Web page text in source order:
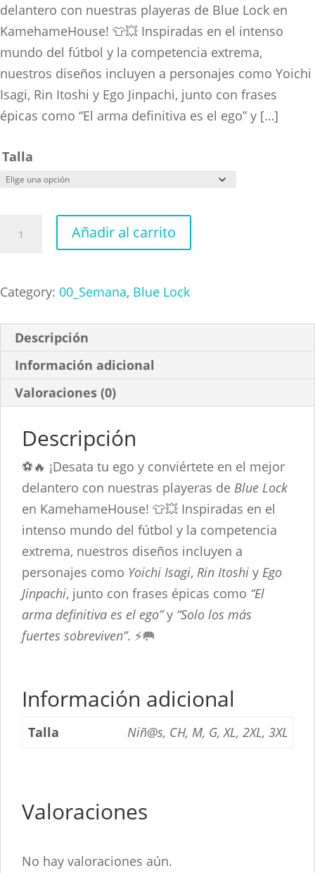
$180.00
through
$300.00
delantero con nuestras playeras de Blue Lock en
KamehameHouse! 👕💥 Inspiradas en el intenso
mundo del fútbol y la competencia extrema,
nuestros diseños incluyen a personajes como Yoichi
Isagi, Rin Itoshi y Ego Jinpachi, junto con frases
épicas como “El arma definitiva es el ego” y […]
Talla
Añadir al carrito
Category: 00_Semana, Blue Lock
Descripción
Información adicional
Valoraciones (0)
Descripción
⚽🔥 ¡Desata tu ego y conviértete en el mejor
delantero con nuestras playeras de Blue Lock
en KamehameHouse! 👕💥 Inspiradas en el
intenso mundo del fútbol y la competencia
extrema, nuestros diseños incluyen a
personajes como Yoichi Isagi, Rin Itoshi y Ego
Jinpachi, junto con frases épicas como “El
arma definitiva es el ego”y “Solo los más
fuertes sobreviven”. ⚡🥅
Información adicional
Talla Niñ@s, CH, M, G, XL, 2XL, 3XL
Valoraciones
No hay valoraciones aún.